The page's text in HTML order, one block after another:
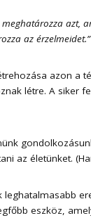
azt,
az érzelmeidet.”
azon a
létre. A siker
az életünket.
eszköz,